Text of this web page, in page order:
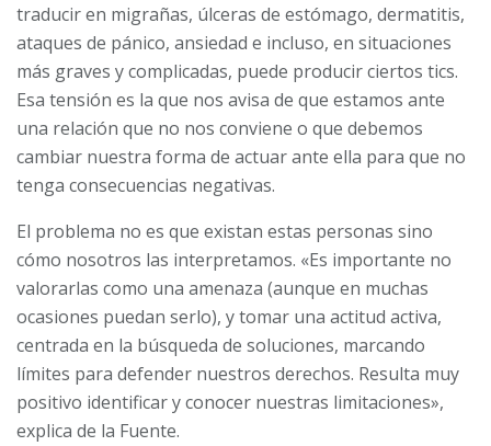
traducir en migrañas, úlceras de estómago, dermatitis,
ataques de pánico, ansiedad e incluso, en situaciones
más graves y complicadas, puede producir ciertos tics.
Esa tensión es la que nos avisa de que estamos ante
una relación que no nos conviene o que debemos
cambiar nuestra forma de actuar ante ella para que no
tenga consecuencias negativas.
El problema no es que existan estas personas sino
cómo nosotros las interpretamos. «Es importante no
valorarlas como una amenaza (aunque en muchas
ocasiones puedan serlo), y tomar una actitud activa,
centrada en la búsqueda de soluciones, marcando
límites para defender nuestros derechos. Resulta muy
positivo identificar y conocer nuestras limitaciones»,
explica de la Fuente.